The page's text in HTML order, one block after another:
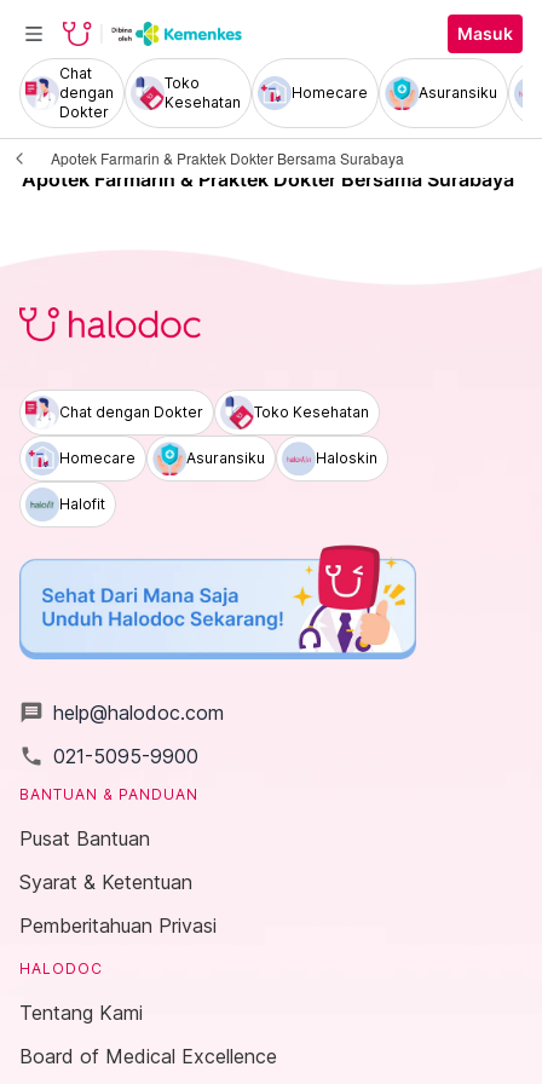
Masuk
Chat
dengan
Dokter
Toko
Kesehatan
Homecare Asuransiku
Apotek Farmarin & Praktek Dokter Bersama Surabaya
Apotek Farmarin & Praktek Dokter Bersama Surabaya
Chat dengan Dokter Toko Kesehatan
Homecare Asuransiku Haloskin
Halofit
message help@halodoc.com
local_phone 021-5095-9900
BANTUAN & PANDUAN
Pusat Bantuan
Syarat & Ketentuan
Pemberitahuan Privasi
HALODOC
Tentang Kami
Board of Medical Excellence